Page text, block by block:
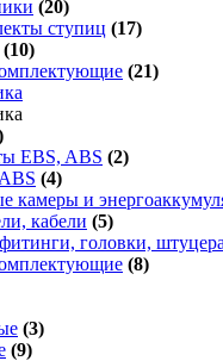
(20)
ступиц (17)
(10)
(21)
EBS, ABS (2)
(4)
камеры и
кабели (5)
головки, штуцера
(8)
(3)
(9)